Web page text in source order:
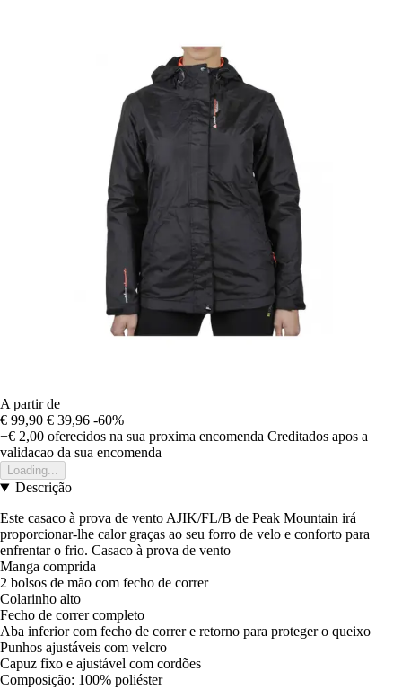
A partir de
€ 99,90 € 39,96 -60%
+€ 2,00 oferecidos na sua proxima encomenda Creditados apos a
validacao da sua encomenda
Loading...
Descrição
Este casaco à prova de vento AJIK/FL/B de Peak Mountain irá
proporcionar-lhe calor graças ao seu forro de velo e conforto para
enfrentar o frio. Casaco à prova de vento
Manga comprida
2 bolsos de mão com fecho de correr
Colarinho alto
Fecho de correr completo
Aba inferior com fecho de correr e retorno para proteger o queixo
Punhos ajustáveis com velcro
Capuz fixo e ajustável com cordões
Composição: 100% poliéster